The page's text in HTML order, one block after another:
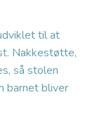
til at
Nakkestøtte,
så stolen
barnet bliver